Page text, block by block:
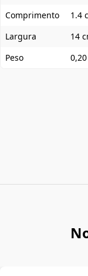
Comprimento
1.4
Largura
14
Peso